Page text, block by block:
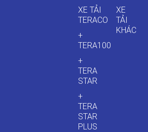
XE TẢI
TERACO
+
TERA100
+
TERA
STAR
+
TERA
STAR
PLUS
XE
TẢI
KHÁC